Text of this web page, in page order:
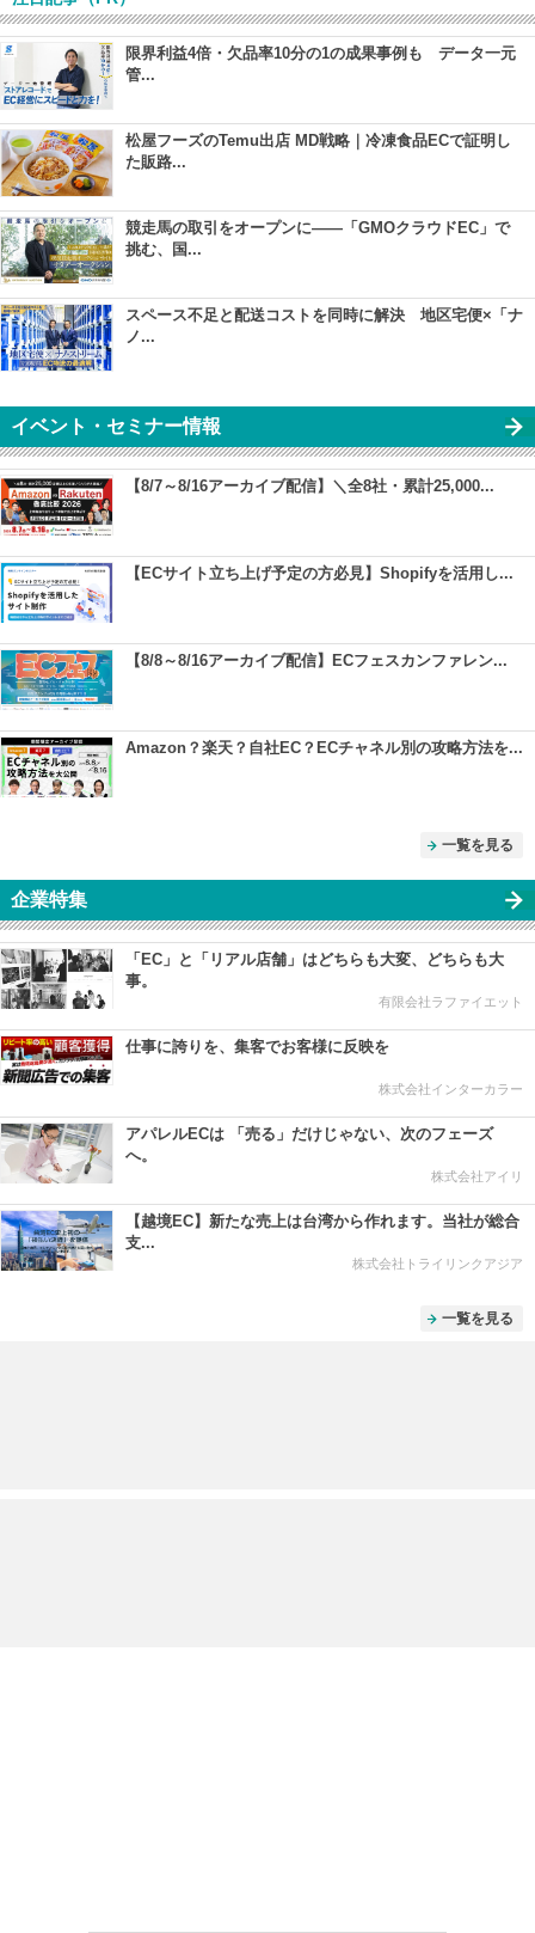
限界利益4倍・欠品率10分の1の成果事例も データ一元
管...
松屋フーズのTemu出店 MD戦略｜冷凍食品ECで証明し
た販路...
競走馬の取引をオープンに――「GMOクラウドEC」で
挑む、国...
スペース不足と配送コストを同時に解決 地区宅便×「ナ
ノ...
イベント・セミナー情報
【8/7～8/16アーカイブ配信】＼全8社・累計25,000...
【ECサイト立ち上げ予定の方必見】Shopifyを活用し...
【8/8～8/16アーカイブ配信】ECフェスカンファレン...
Amazon？楽天？自社EC？ECチャネル別の攻略方法を...
一覧を見る
企業特集
「EC」と「リアル店舗」はどちらも大変、どちらも大
事。
有限会社ラファイエット
仕事に誇りを、集客でお客様に反映を
株式会社インターカラー
アパレルECは 「売る」だけじゃない、次のフェーズ
へ。
株式会社アイリ
【越境EC】新たな売上は台湾から作れます。当社が総合
支...
株式会社トライリンクアジア
一覧を見る